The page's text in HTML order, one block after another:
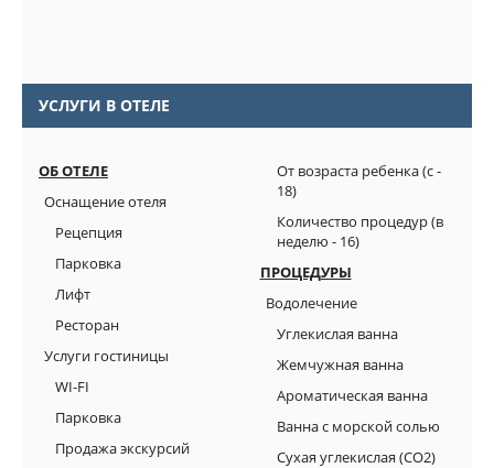
УСЛУГИ В ОТЕЛЕ
ОБ ОТЕЛЕ
Оснащение отеля
Рецепция
Парковка
Лифт
Ресторан
Услуги гостиницы
WI-FI
Парковка
Продажа экскурсий
От возраста ребенка (с -
18)
Количество процедур (в
неделю - 16)
ПРОЦЕДУРЫ
Водолечение
Углекислая ванна
Жемчужная ванна
Ароматическая ванна
Ванна с морской солью
Сухая углекислая (СО2)